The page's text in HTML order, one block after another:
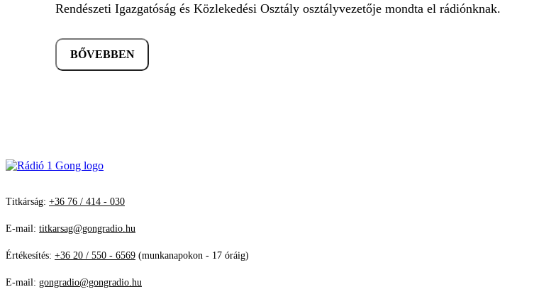
Rendészeti Igazgatóság és Közlekedési Osztály osztályvezetője mondta el rádiónknak.
BŐVEBBEN
Titkárság: +36 76 / 414 - 030
E-mail: titkarsag@gongradio.hu
Értékesítés: +36 20 / 550 - 6569 (munkanapokon - 17 óráig)
E-mail: gongradio@gongradio.hu